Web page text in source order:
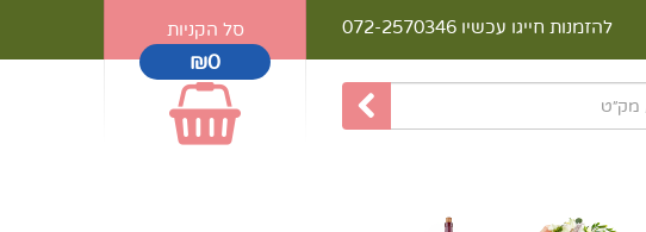
סל הקניות
₪0
להזמנות חייגו עכשיו 072-2570346